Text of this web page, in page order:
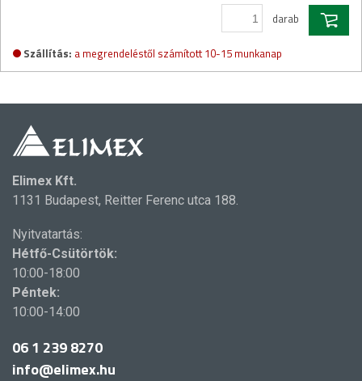
darab
Szállítás: a megrendeléstől számított 10-15 munkanap
Elimex Kft.
1131 Budapest, Reitter Ferenc utca 188.
Nyitvatartás:
Hétfő-Csütörtök:
10:00-18:00
Péntek:
10:00-14:00
06 1 239 8270
info@elimex.hu